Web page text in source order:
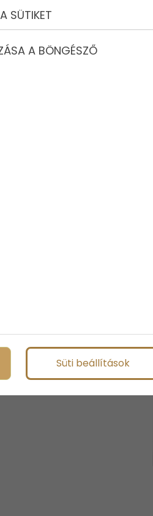
SÜTIKET
A BÖNGÉSZŐ
Süti beállítások